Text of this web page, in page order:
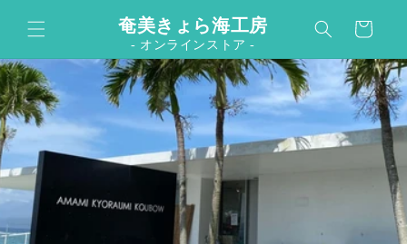
コンテンツに進む奄美きょら海工房
- オンラインストア -
ー